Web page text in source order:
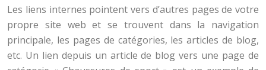
Les liens internes pointent vers d’autres pages de votre
propre site web et se trouvent dans la navigation
principale, les pages de catégories, les articles de blog,
etc. Un lien depuis un article de blog vers une page de